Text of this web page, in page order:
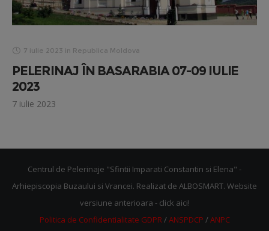
7 iulie 2023 in Republica Moldova
PELERINAJ ÎN BASARABIA 07-09 IULIE
2023
7 iulie 2023
Centrul de Pelerinaje "Sfintii Imparati Constantin si Elena" -
Arhiepiscopia Buzaului si Vrancei. Realizat de ALBOSMART. Website
versiune anterioara - click aici!
Politica de Confidentialitate GDPR/ANSPDCP /ANPC